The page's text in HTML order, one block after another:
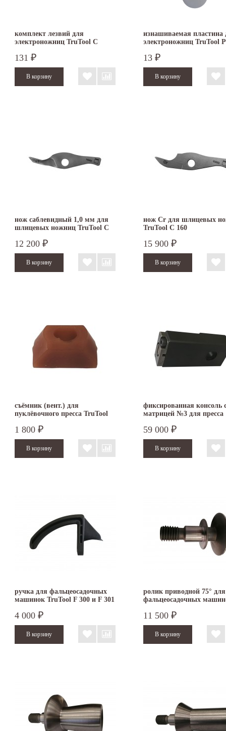
комплект лезвий для
электроножниц TruTool C
131 ₽
изнашиваемая пластина
электроножниц TruTool
13 ₽
нож саблевидный 1,0 мм для
шлицевых ножниц TruTool C
12 200 ₽
нож Cr для шлицевых
TruTool C 160
15 900 ₽
съёмник (вент.) для
пуклёвочного пресса TruTool
1 800 ₽
фиксированная консоль
матрицей №3 для пресса
59 000 ₽
ручка для фальцеосадочных
машинок TruTool F 300 и F 301
4 000 ₽
ролик приводной 75° для
фальцеосадочных
11 500 ₽